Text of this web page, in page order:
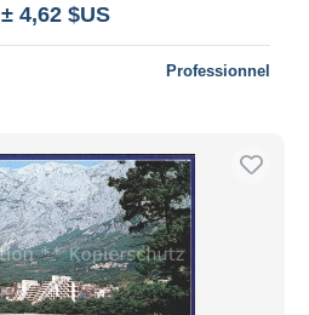
± 4,62 $US
Professionnel